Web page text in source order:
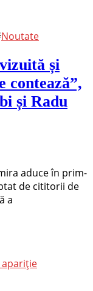
Noutate
și
contează”,
și Radu
aduce în prim-
de cititorii de
a
apariție